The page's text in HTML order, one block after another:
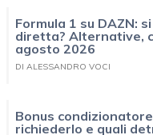
Formula 1 su DAZN:
diretta? Alternative,
agosto 2026
DI ALESSANDRO VOCI
Bonus
richiederlo e quali